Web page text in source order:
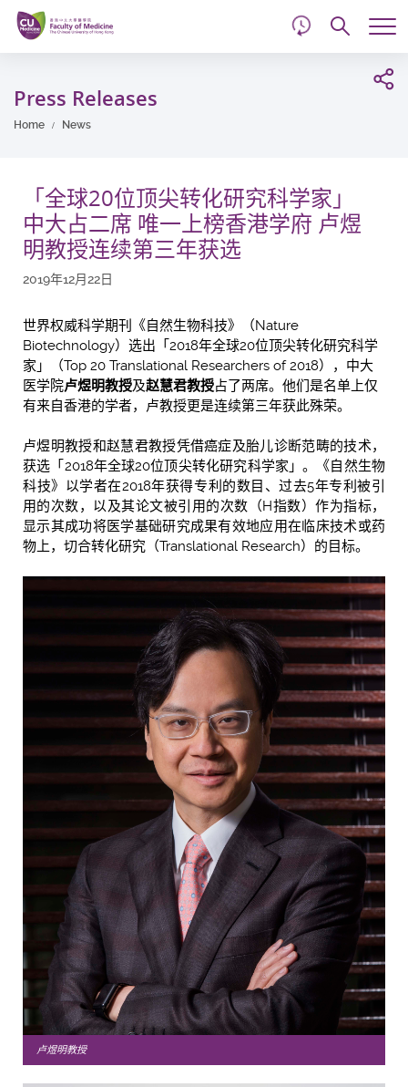
Skip
main
content
Press Releases
Home News
「全球20位顶尖转化研究科学家」
中大占二席 唯一上榜香港学府 卢煜
明教授连续第三年获选
2019年12月22日
世界权威科学期刊《自然生物科技》（Nature
Biotechnology）选出「2018年全球20位顶尖转化研究科学
家」（Top 20 Translational Researchers of 2018），中大
医学院卢煜明教授及赵慧君教授占了两席。他们是名单上仅
有来自香港的学者，卢教授更是连续第三年获此殊荣。
卢煜明教授和赵慧君教授凭借癌症及胎儿诊断范畴的技术，
获选「2018年全球20位顶尖转化研究科学家」。《自然生物
科技》以学者在2018年获得专利的数目、过去5年专利被引
用的次数，以及其论文被引用的次数（H指数）作为指标，
显示其成功将医学基础研究成果有效地应用在临床技术或药
物上，切合转化研究（Translational Research）的目标。
卢煜明教授